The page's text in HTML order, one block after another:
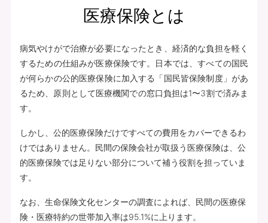
医療保険とは
病気やけがで治療が必要になったとき、経済的な負担を軽く
するための仕組みが医療保険です。日本では、すべての国民
が何らかの公的医療保険に加入する「国民皆保険制度」があ
るため、原則として医療機関での窓口負担は1〜3割で済みま
す。
しかし、公的医療保険だけですべての費用をカバーできるわ
けではありません。民間の保険会社が取扱う医療保険は、公
的医療保険では足りない部分について補う役割を担っていま
す。
なお、生命保険文化センターの調査によれば、民間の医療保
険・医療特約の世帯加入率は95.1%に上ります。